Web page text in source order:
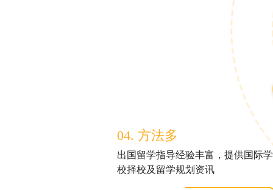
04. 方法多
出国留学指导经验丰富，提供国际学
校择校及留学规划资讯